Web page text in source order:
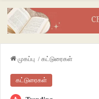
முகப்பு / கட்டுரைகள்
கட்டுரைகள்